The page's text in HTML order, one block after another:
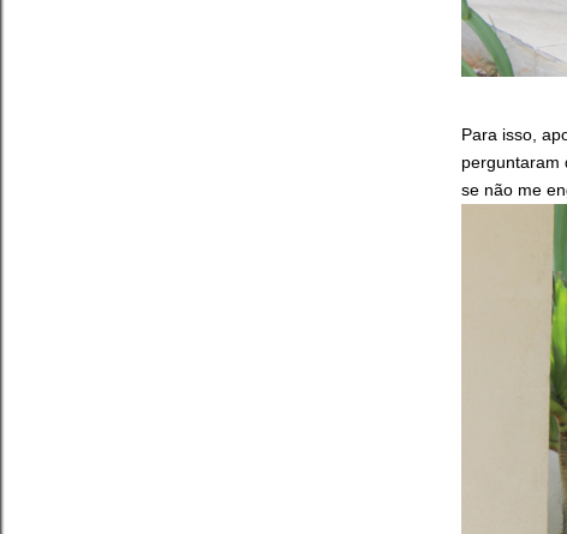
Para isso,
perguntaram
se não me